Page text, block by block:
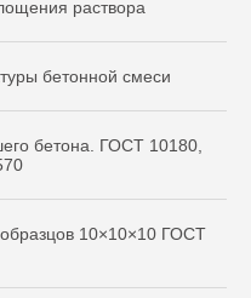
раствора
бетонной смеси
бетона. ГОСТ 10180,
10×10×10 ГОСТ